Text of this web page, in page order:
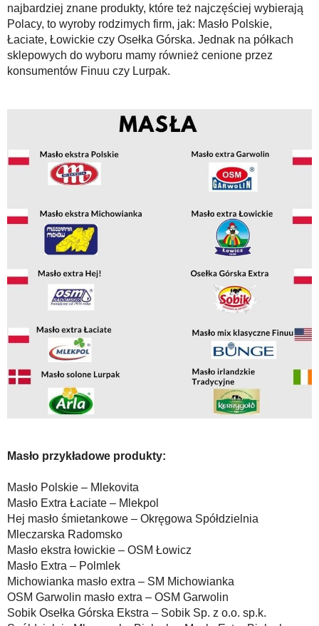
najbardziej znane produkty, które też najczęściej wybierają
Polacy, to wyroby rodzimych firm, jak: Masło Polskie,
Łaciate, Łowickie czy Osełka Górska. Jednak na półkach
sklepowych do wyboru mamy również cenione przez
konsumentów Finuu czy Lurpak.
Masło przykładowe produkty:
Masło Polskie – Mlekovita
Masło Extra Łaciate – Mlekpol
Hej masło śmietankowe – Okręgowa Spółdzielnia
Mleczarska Radomsko
Masło ekstra łowickie – OSM Łowicz
Masło Extra – Polmlek
Michowianka masło extra – SM Michowianka
OSM Garwolin masło extra – OSM Garwolin
Sobik Osełka Górska Ekstra – Sobik Sp. z o.o. sp.k.